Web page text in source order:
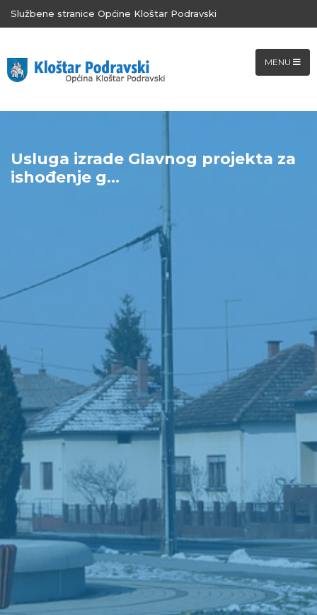
Službene stranice Općine Kloštar Podravski
MENU
Usluga izrade Glavnog projekta za
ishođenje g...